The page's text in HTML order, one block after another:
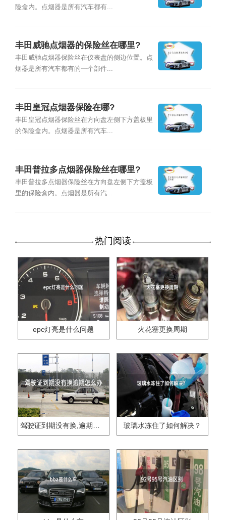
险盒内。点烟器是所有汽车都有...
丰田威驰点烟器的保险丝在哪里?
丰田威驰点烟器保险丝在仪表盘的侧边位置。点
烟器是所有汽车都有的一个部件...
丰田皇冠点烟器保险在哪?
丰田皇冠点烟器保险丝在方向盘左侧下方盖板里
的保险盒内。点烟器是所有汽车...
丰田普拉多点烟器保险丝在哪里?
丰田普拉多点烟器保险丝在方向盘左侧下方盖板
里的保险盒内。点烟器是所有汽...
热门阅读
epc灯亮是什么问题 火花塞更换周期
驾驶证到期没有换,逾期怎么办?? 玻璃水冻住了如何解决？